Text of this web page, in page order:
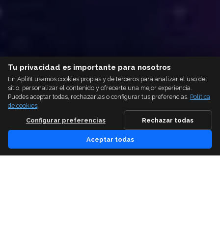
Tu privacidad es importante para nosotros
En Aplifit usamos cookies propias y de terceros para analizar el uso del
sitio, personalizar el contenido y ofrecerte una mejor experiencia.
Puedes aceptar todas, rechazarlas o configurar tus preferencias. Política
de cookies.
Configurar preferencias
Rechazar todas
Aceptar todas